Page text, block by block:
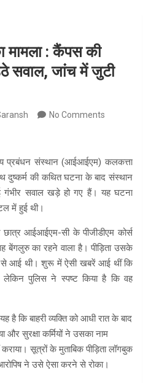
मामला : कैंपस की
सवाल, जांच में जुटी
No Comments
प्रबंधन संस्थान (आईआईएम) कलकत्ता
दुष्कर्म की कथित घटना के बाद संस्थान
गंभीर सवाल खड़े हो गए हैं। यह घटना
में हुई थी।
आईआईएम-सी के पीजीडीएम कोर्स
वह बेंगलुरु का रहने वाला है। पीड़िता उसके
से आई थी। शुरू में ऐसी खबरें आई थीं कि
लेकिन पुलिस ने स्पष्ट किया है कि वह
कि बाहरी व्यक्ति को आधी रात के बाद
सुरक्षा कर्मियों ने उसका नाम
सूत्रों के मुताबिक पीड़िता लॉगबुक
ने उसे ऐसा करने से रोका।